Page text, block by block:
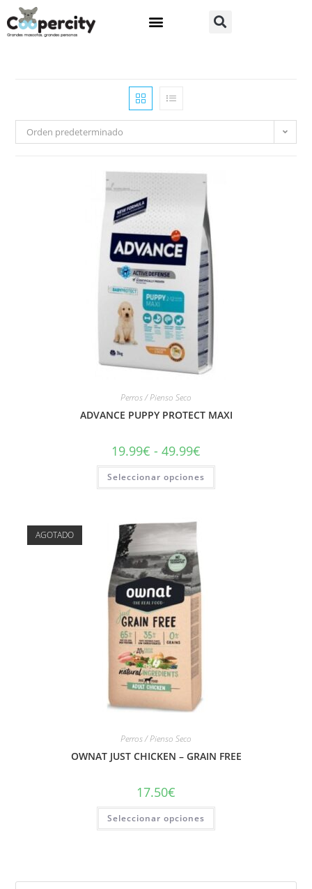
Orden predeterminado
Perros / Pienso Seco
ADVANCE PUPPY PROTECT MAXI
19.99€ - 49.99€
Seleccionar opciones
AGOTADO
Perros / Pienso Seco
OWNAT JUST CHICKEN – GRAIN FREE
17.50€
Seleccionar opciones